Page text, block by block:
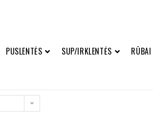
PUSLENTĖS SUP/IRKLENTĖS RŪBAI